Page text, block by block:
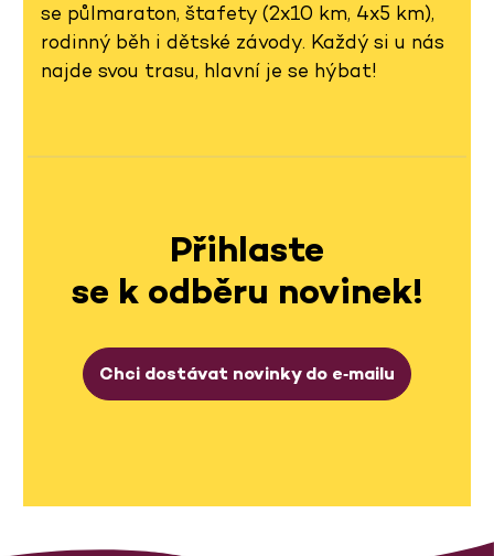
se půlmaraton, štafety (2x10 km, 4x5 km),
rodinný běh i dětské závody. Každý si u nás
najde svou trasu, hlavní je se hýbat!
Přihlaste
se k odběru novinek!
Chci dostávat novinky do e‑mailu